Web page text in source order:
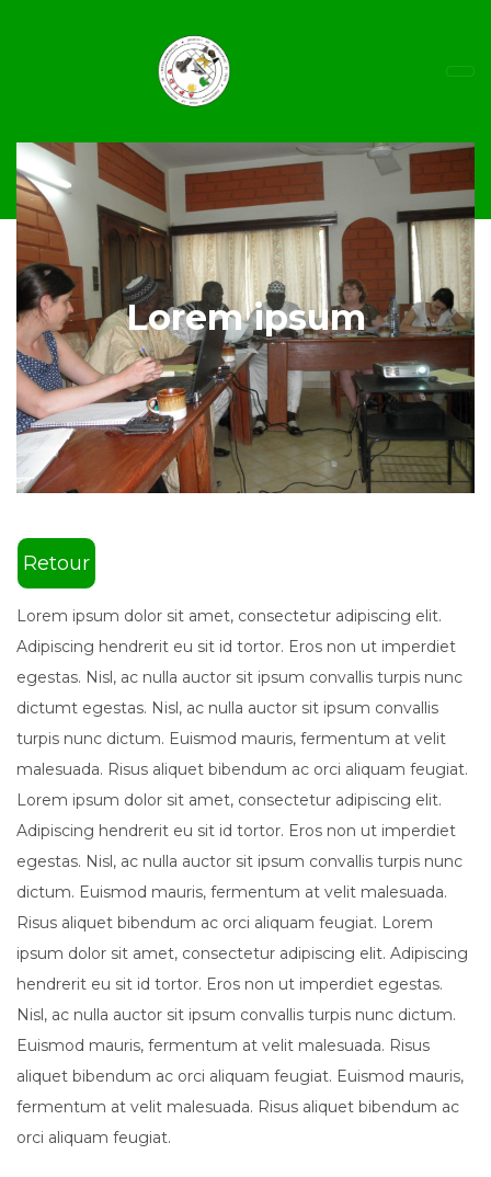
Lorem ipsum
Retour
Lorem ipsum dolor sit amet, consectetur adipiscing elit.
Adipiscing hendrerit eu sit id tortor. Eros non ut imperdiet
egestas. Nisl, ac nulla auctor sit ipsum convallis turpis nunc
dictumt egestas. Nisl, ac nulla auctor sit ipsum convallis
turpis nunc dictum. Euismod mauris, fermentum at velit
malesuada. Risus aliquet bibendum ac orci aliquam feugiat.
Lorem ipsum dolor sit amet, consectetur adipiscing elit.
Adipiscing hendrerit eu sit id tortor. Eros non ut imperdiet
egestas. Nisl, ac nulla auctor sit ipsum convallis turpis nunc
dictum. Euismod mauris, fermentum at velit malesuada.
Risus aliquet bibendum ac orci aliquam feugiat. Lorem
ipsum dolor sit amet, consectetur adipiscing elit. Adipiscing
hendrerit eu sit id tortor. Eros non ut imperdiet egestas.
Nisl, ac nulla auctor sit ipsum convallis turpis nunc dictum.
Euismod mauris, fermentum at velit malesuada. Risus
aliquet bibendum ac orci aliquam feugiat. Euismod mauris,
fermentum at velit malesuada. Risus aliquet bibendum ac
orci aliquam feugiat.